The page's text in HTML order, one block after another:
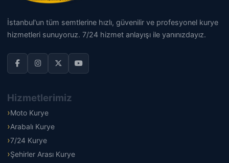
İstanbul'un tüm semtlerine hızlı, güvenilir ve profesyonel kurye
hizmetleri sunuyoruz. 7/24 hizmet anlayışı ile yanınızdayız.
Hizmetlerimiz
Moto Kurye
Arabalı Kurye
7/24 Kurye
Şehirler Arası Kurye